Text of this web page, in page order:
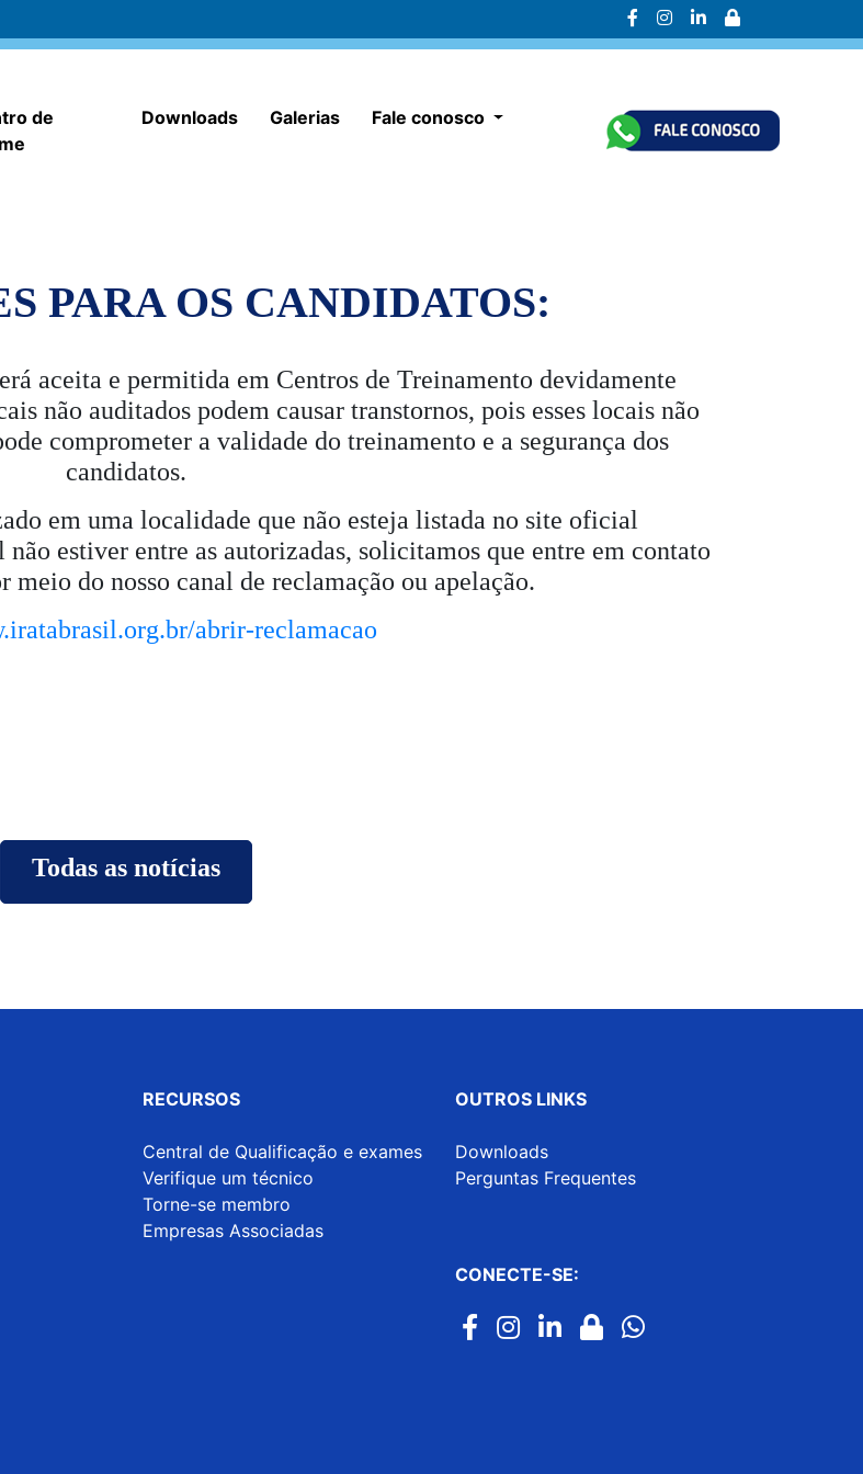
de
Downloads Galerias Fale conosco
PARA OS CANDIDATOS:
aceita e permitida em Centros de Treinamento devidamente
não auditados podem causar transtornos, pois esses locais não
comprometer a validade do treinamento e a segurança dos
candidatos.
em uma localidade que não esteja listada no site oficial
não estiver entre as autorizadas, solicitamos que entre em contato
meio do nosso canal de reclamação ou apelação.
abrir-reclamacao
Todas as notícias
RECURSOS
Central de Qualificação e exames
Verifique um técnico
Torne-se membro
Empresas Associadas
OUTROS LINKS
Downloads
Perguntas Frequentes
CONECTE-SE: